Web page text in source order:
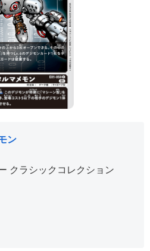
ン
クラシックコレクション